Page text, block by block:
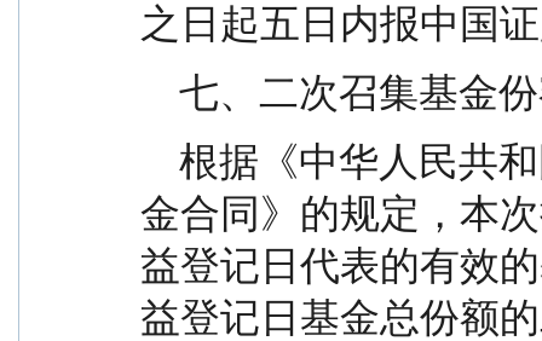
之日起五日内报中国
七、二次召集基
金合同》的规定，本
益登记日代表的有效
益登记日基金总份额